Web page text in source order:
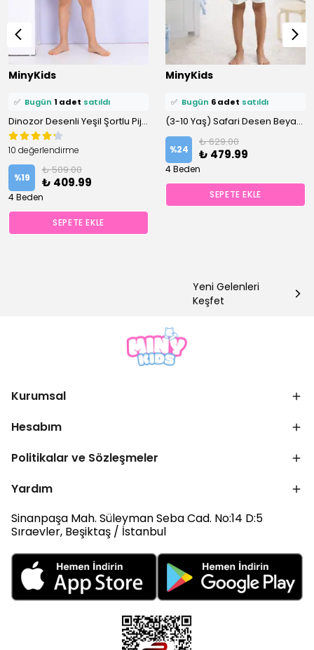
MinyKids
4 kişi
✅ Bugün 1 adet satıldı
Dinozor Desenli Yeşil Şortlu Pijama Takımı
10 değerlendirme
%19
₺ 509.00
₺ 409.99
4 Beden
SEPETE EKLE
MinyKids
⭐️ Bu ürünü11 kişifavoriledi!
8 kişi
✅ Bugün 6 adet satıldı
(3-10 Yaş) Safari Desen Beyaz Önden Düğmeli Şortlu Erkek Çocuk Pijama Takım
%24
₺ 629.00
₺ 479.99
4 Beden
SEPETE EKLE
Yeni Gelenleri
Keşfet
Kurumsal
Hesabım
Politikalar ve Sözleşmeler
Yardım
Sinanpaşa Mah. Süleyman Seba Cad. No:14 D:5
Sıraevler, Beşiktaş / İstanbul